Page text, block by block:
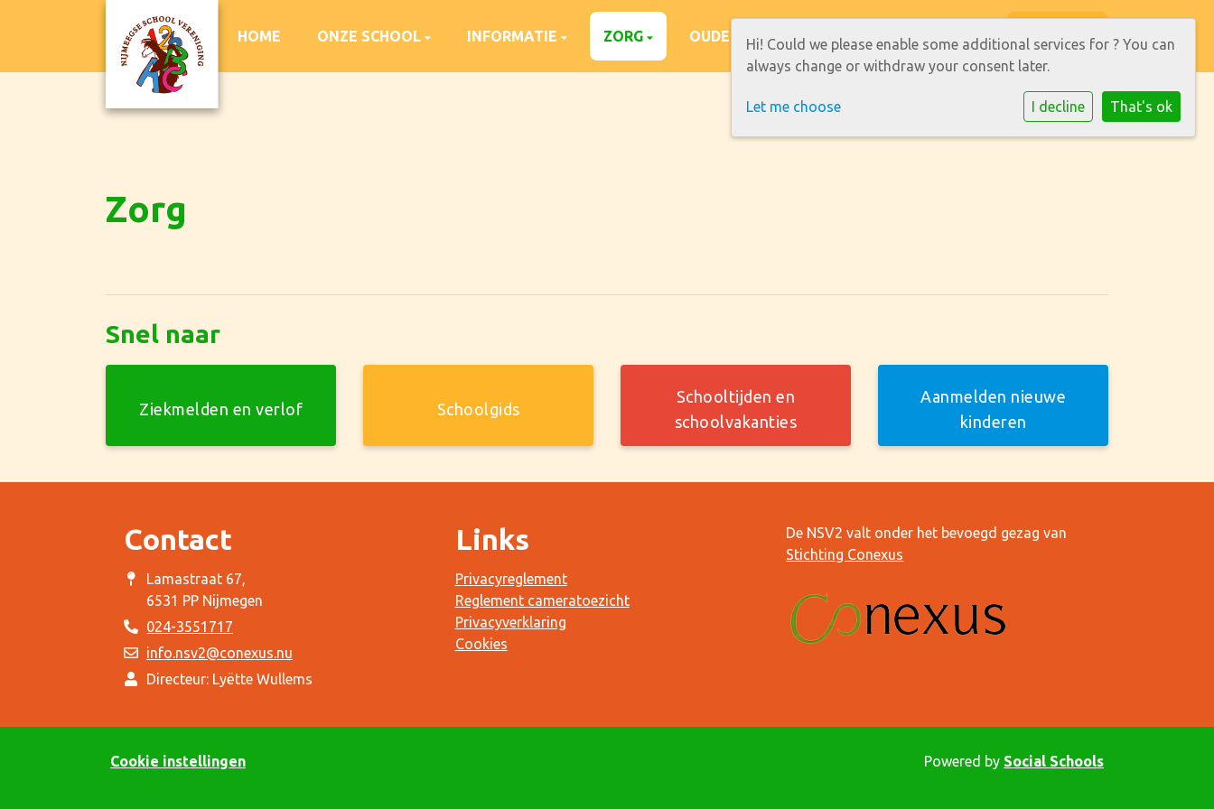
HOME ONZE SCHOOL INFORMATIE ZORG OUDERS CONTACT OPEN DAG Inloggen
Zorg
Snel naar
Ziekmelden en verlof Schoolgids
Schooltijden en
schoolvakanties
Aanmelden nieuwe
kinderen
Contact
Lamastraat 67,
6531 PP Nijmegen
024-3551717
info.nsv2@conexus.nu
Directeur: Lyëtte Wullems
Links
Privacyreglement
Reglement cameratoezicht
Privacyverklaring
Cookies
De NSV2 valt onder het bevoegd gezag van
Stichting Conexus
Cookie instellingen Powered by Social Schools
Hi! Could we please enable some additional services for ? You can
always change or withdraw your consent later.
Let me choose I decline That's ok